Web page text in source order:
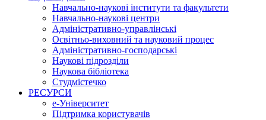
Навчально-наукові інститути та факультети
Навчально-наукові центри
Адміністративно-управлінські
Освітньо-виховний та науковий процес
Адміністративно-господарські
Наукові підрозділи
Наукова бібліотека
Студмістечко
РЕСУРСИ
е-Університет
Підтримка користувачів